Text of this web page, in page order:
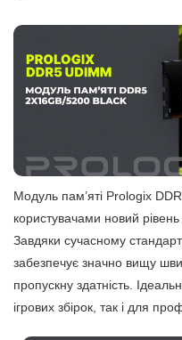
Модуль пам’яті Prologix
користувачами новий рівень
Завдяки сучасному
забезпечує значно вищу
пропускну здатність.
ігрових збірок, так і для